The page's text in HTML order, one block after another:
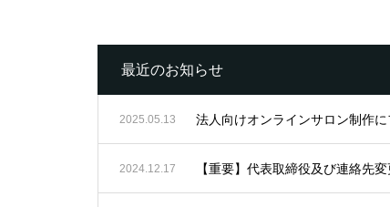
最近のお知らせ
2025.05.13 法人向けオンラインサロン制作
2024.12.17 【重要】代表取締役及び連絡先変